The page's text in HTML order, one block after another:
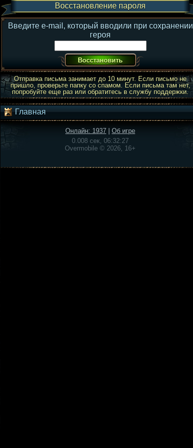
Восстановление пароля
Введите e-mail, который вводили при сохранении
героя
Отправка письма занимает до 10 минут. Если письмо не
пришло, проверьте папку со спамом. Если письма там нет,
попробуйте еще раз или обратитесь в службу поддержки.
Главная
Онлайн: 1937
Об игре
0.008 сек, 06:32:27
Overmobile © 2026, 16+